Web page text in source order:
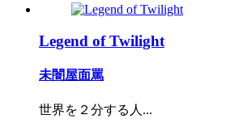
Legend of Twilight
未闇屋面罵
世界を２分する人...